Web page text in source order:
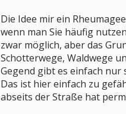
Die Idee mir ein
wenn man Sie häufig
zwar möglich, aber das
Schotterwege, Waldwege
Gegend gibt es einfach
Das ist hier einfach zu
abseits der Straße hat